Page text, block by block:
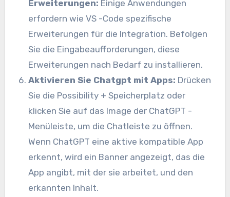
Erweiterungen: Einige Anwendungen
erfordern wie VS -Code spezifische
Erweiterungen für die Integration. Befolgen
Sie die Eingabeaufforderungen, diese
Erweiterungen nach Bedarf zu installieren.
Aktivieren Sie Chatgpt mit Apps: Drücken
Sie die Possibility + Speicherplatz oder
klicken Sie auf das Image der ChatGPT -
Menüleiste, um die Chatleiste zu öffnen.
Wenn ChatGPT eine aktive kompatible App
erkennt, wird ein Banner angezeigt, das die
App angibt, mit der sie arbeitet, und den
erkannten Inhalt.